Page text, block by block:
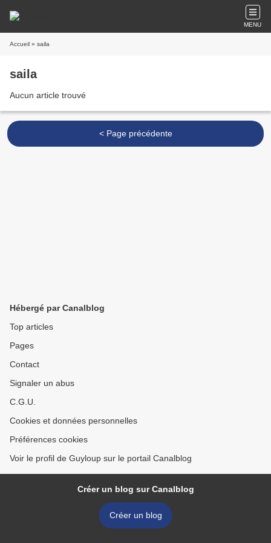
MENU
Accueil » saila
saila
Aucun article trouvé
< Page précédente
Hébergé par Canalblog
Top articles
Pages
Contact
Signaler un abus
C.G.U.
Cookies et données personnelles
Préférences cookies
Voir le profil de Guyloup sur le portail Canalblog
Créer un blog sur Canalblog
Créer un blog